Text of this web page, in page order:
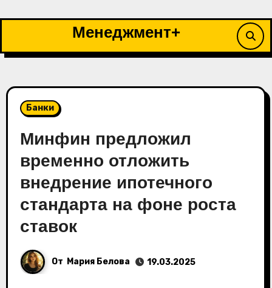
Менеджмент+
Банки
Минфин предложил
временно отложить
внедрение ипотечного
стандарта на фоне роста
ставок
От Мария Белова 19.03.2025